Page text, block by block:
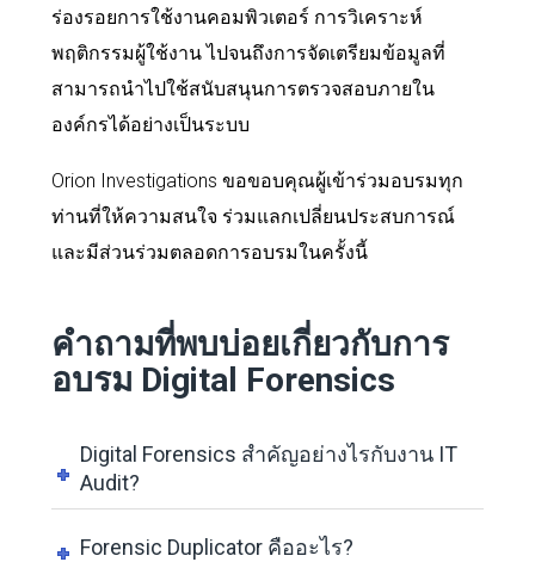
ร่องรอยการใช้งานคอมพิวเตอร์ การวิเคราะห์
พฤติกรรมผู้ใช้งาน ไปจนถึงการจัดเตรียมข้อมูลที่
สามารถนำไปใช้สนับสนุนการตรวจสอบภายใน
องค์กรได้อย่างเป็นระบบ
Orion Investigations ขอขอบคุณผู้เข้าร่วมอบรมทุก
ท่านที่ให้ความสนใจ ร่วมแลกเปลี่ยนประสบการณ์
และมีส่วนร่วมตลอดการอบรมในครั้งนี้
คำถามที่พบบ่อยเกี่ยวกับการ
อบรม Digital Forensics
Digital Forensics สำคัญอย่างไรกับงาน IT
Audit?
Forensic Duplicator คืออะไร?